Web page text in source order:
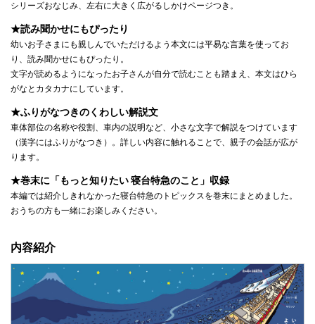
シリーズおなじみ、左右に大きく広がるしかけページつき。
★読み聞かせにもぴったり
幼いお子さまにも親しんでいただけるよう本文には平易な言葉を使ってお
り、読み聞かせにもぴったり。
文字が読めるようになったお子さんが自分で読むことも踏まえ、本文はひら
がなとカタカナにしています。
★ふりがなつきのくわしい解説文
車体部位の名称や役割、車内の説明など、小さな文字で解説をつけています
（漢字にはふりがなつき）。詳しい内容に触れることで、親子の会話が広が
ります。
★巻末に「もっと知りたい 寝台特急のこと」収録
本編では紹介しきれなかった寝台特急のトピックスを巻末にまとめました。
おうちの方も一緒にお楽しみください。
内容紹介